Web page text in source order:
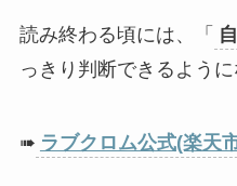
読み終わる頃には、「
っきり判断できるように
➠ ラブクロム公式(楽天